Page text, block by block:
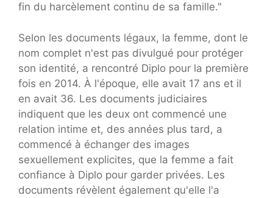
fin du harcèlement continu de sa famille."
Selon les documents légaux, la femme, dont le
nom complet n'est pas divulgué pour protéger
son identité, a rencontré Diplo pour la première
fois en 2014. À l'époque, elle avait 17 ans et il
en avait 36. Les documents judiciaires
indiquent que les deux ont commencé une
relation intime et, des années plus tard, a
commencé à échanger des images
sexuellement explicites, que la femme a fait
confiance à Diplo pour garder privées. Les
documents révèlent également qu'elle l'a